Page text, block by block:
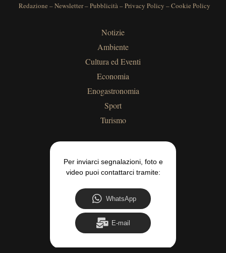
Redazione –Newsletter–Pubblicità–Privacy Policy –Cookie Policy
Notizie
Ambiente
Cultura ed Eventi
Economia
Enogastronomia
Sport
Turismo
Per inviarci segnalazioni, foto e
video puoi contattarci tramite:
WhatsApp
E-mail